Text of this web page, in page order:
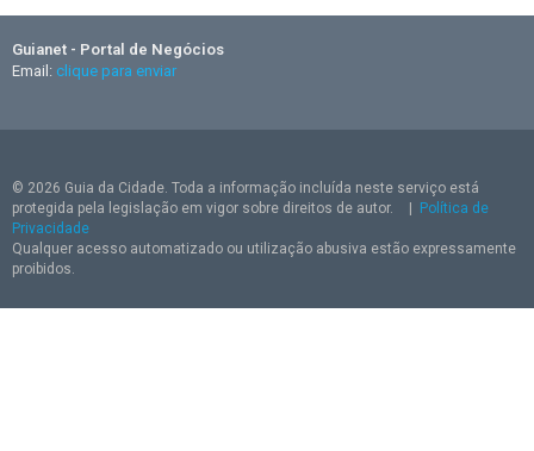
Guianet - Portal de Negócios
Email: clique para enviar
© 2026 Guia da Cidade. Toda a informação incluída neste serviço está
protegida pela legislação em vigor sobre direitos de autor.
Política de
Privacidade
Qualquer acesso automatizado ou utilização abusiva estão expressamente
proibidos.